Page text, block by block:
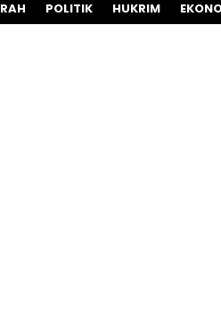
POLITIK HUKRIM